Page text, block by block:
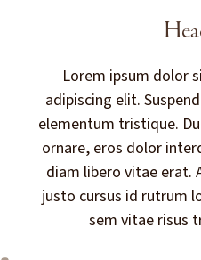
Lorem ipsum dolor
adipiscing elit.
elementum tristique.
ornare, eros dolor
diam libero vitae erat.
justo cursus id rutrum
sem vitae risus